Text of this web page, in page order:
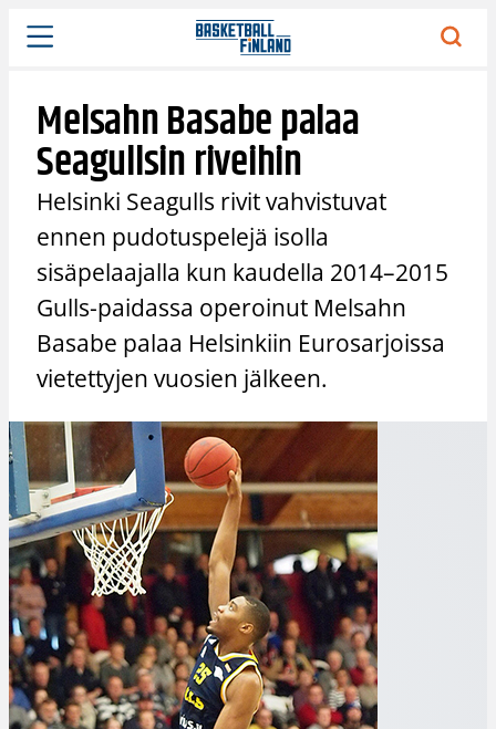
Siirry
sisältöön
Melsahn Basabe palaa
Seagullsin riveihin
Helsinki Seagulls rivit vahvistuvat
ennen pudotuspelejä isolla
sisäpelaajalla kun kaudella 2014–2015
Gulls-paidassa operoinut Melsahn
Basabe palaa Helsinkiin Eurosarjoissa
vietettyjen vuosien jälkeen.